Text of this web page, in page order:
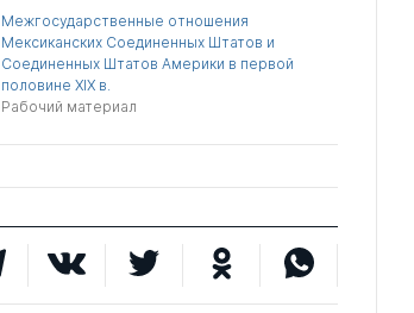
Межгосударственные отношения
Мексиканских Соединенных Штатов и
Соединенных Штатов Америки в первой
половине XIX в.
Рабочий материал